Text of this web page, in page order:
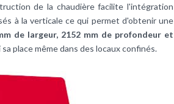
de la chaudière facilite l'intégration
à la verticale ce qui permet d'obtenir une
de largeur, 2152 mm de profondeur et
place même dans des locaux confinés.